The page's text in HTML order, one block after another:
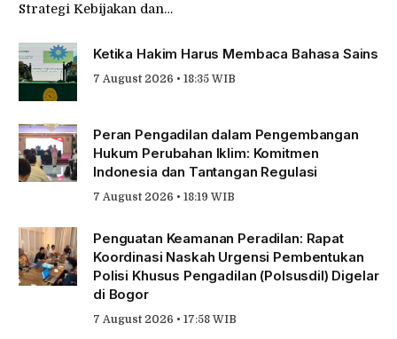
Strategi Kebijakan dan…
Ketika Hakim Harus Membaca Bahasa Sains
7 August 2026 • 18:35 WIB
Peran Pengadilan dalam Pengembangan
Hukum Perubahan Iklim: Komitmen
Indonesia dan Tantangan Regulasi
7 August 2026 • 18:19 WIB
Penguatan Keamanan Peradilan: Rapat
Koordinasi Naskah Urgensi Pembentukan
Polisi Khusus Pengadilan (Polsusdil) Digelar
di Bogor
7 August 2026 • 17:58 WIB